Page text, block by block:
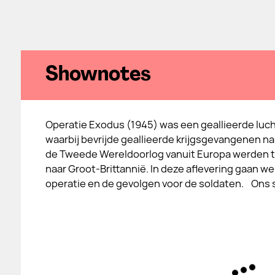
Shownotes
Operatie Exodus (1945) was een geallieerde
waarbij bevrijde geallieerde krijgsgevangenen
de Tweede Wereldoorlog vanuit Europa
naar Groot‑Brittannië. In deze aflevering gaan
operatie en de gevolgen voor de soldaten. Ons